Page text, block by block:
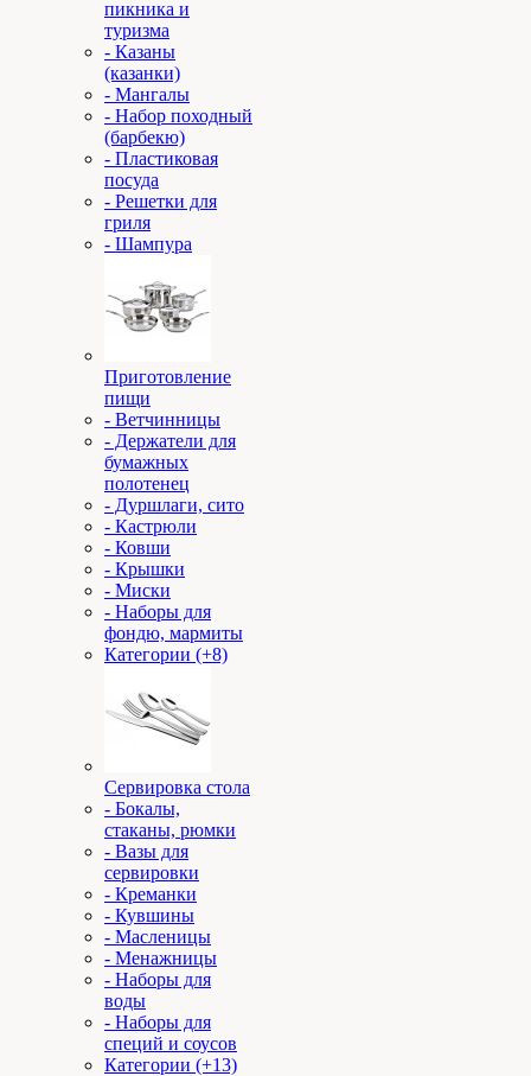
пикника и
туризма
- Казаны
(казанки)
- Мангалы
- Набор походный
(барбекю)
- Пластиковая
посуда
- Решетки для
гриля
- Шампура
Приготовление
пищи
- Ветчинницы
- Держатели для
бумажных
полотенец
- Дуршлаги, сито
- Кастрюли
- Ковши
- Крышки
- Миски
- Наборы для
фондю, мармиты
Категории (+8)
Сервировка стола
- Бокалы,
стаканы, рюмки
- Вазы для
сервировки
- Креманки
- Кувшины
- Масленицы
- Менажницы
- Наборы для
воды
- Наборы для
специй и соусов
Категории (+13)